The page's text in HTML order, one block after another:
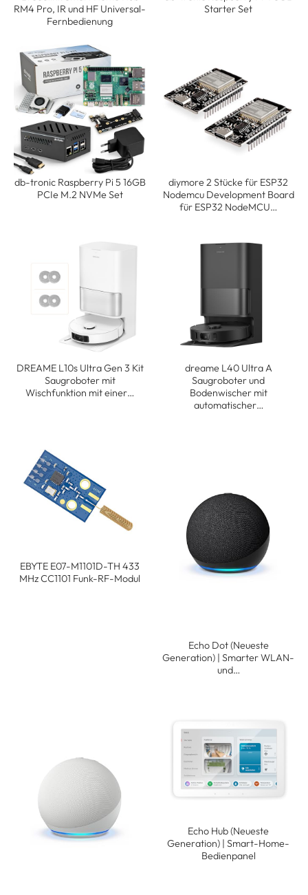
RM4 Pro, IR und HF Universal-
Fernbedienung
Starter Set
db-tronic Raspberry Pi 5 16GB
PCIe M.2 NVMe Set
diymore 2 Stücke für ESP32
Nodemcu Development Board
für ESP32 NodeMCU…
DREAME L10s Ultra Gen 3 Kit
Saugroboter mit
Wischfunktion mit einer…
dreame L40 Ultra A
Saugroboter und
Bodenwischer mit
automatischer…
EBYTE E07-M1101D-TH 433
MHz CC1101 Funk-RF-Modul
Echo Dot (Neueste
Generation) | Smarter WLAN-
und…
Echo Hub (Neueste
Generation) | Smart-Home-
Bedienpanel